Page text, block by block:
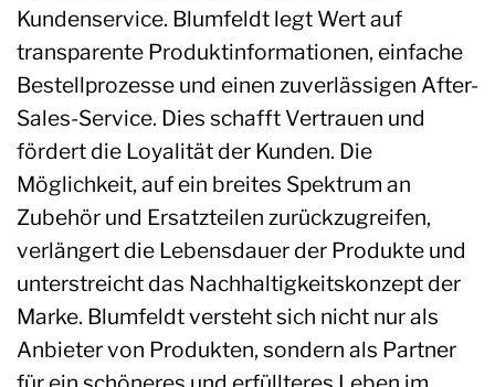
Kundenservice. Blumfeldt legt Wert auf
transparente Produktinformationen, einfache
Bestellprozesse und einen zuverlässigen After-
Sales-Service. Dies schafft Vertrauen und
fördert die Loyalität der Kunden. Die
Möglichkeit, auf ein breites Spektrum an
Zubehör und Ersatzteilen zurückzugreifen,
verlängert die Lebensdauer der Produkte und
unterstreicht das Nachhaltigkeitskonzept der
Marke. Blumfeldt versteht sich nicht nur als
Anbieter von Produkten, sondern als Partner